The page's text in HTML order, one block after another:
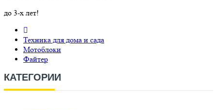
до 3-х лет!
Техника для дома и сада
Мотоблоки
Файтер
КАТЕГОРИИ